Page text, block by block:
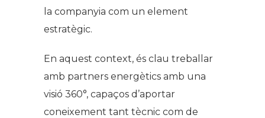
la companyia com un element
estratègic.
En aquest context, és clau treballar
amb partners energètics amb una
visió 360°, capaços d’aportar
coneixement tant tècnic com de